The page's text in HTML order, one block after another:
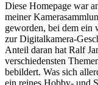
Diese Homepage war
meiner
geworden, bei dem ein
zur Digitalkamera-
Anteil daran hat Ralf
verschiedensten
bebildert. Was sich